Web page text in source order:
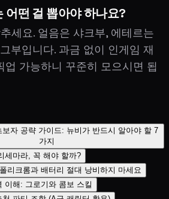
어떤 걸 뽑아야 하나요?
세요. 얼음은 샤크부, 에테르는
부입니다. 과금 없이 인게임 재
업 가능하니 꾸준히 모으시면 됩
자 공략 가이드: 뉴비가 반드시 알아야 할 7
가지
세마라, 꼭 해야 할까?
리크롬과 배터리 절대 낭비하지 마세요
이해: 그로기와 콤보 스킬